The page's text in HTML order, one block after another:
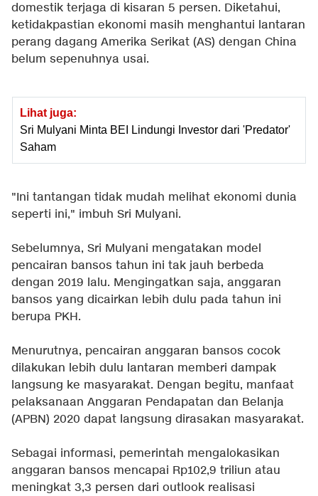
domestik terjaga di kisaran 5 persen. Diketahui,
ketidakpastian ekonomi masih menghantui lantaran
perang dagang Amerika Serikat (AS) dengan China
belum sepenuhnya usai.
Lihat juga:
Sri Mulyani Minta BEI Lindungi Investor dari 'Predator'
Saham
"Ini tantangan tidak mudah melihat ekonomi dunia
seperti ini," imbuh Sri Mulyani.
Sebelumnya, Sri Mulyani mengatakan model
pencairan bansos tahun ini tak jauh berbeda
dengan 2019 lalu. Mengingatkan saja, anggaran
bansos yang dicairkan lebih dulu pada tahun ini
berupa PKH.
Menurutnya, pencairan anggaran bansos cocok
dilakukan lebih dulu lantaran memberi dampak
langsung ke masyarakat. Dengan begitu, manfaat
pelaksanaan Anggaran Pendapatan dan Belanja
(APBN) 2020 dapat langsung dirasakan masyarakat.
Sebagai informasi, pemerintah mengalokasikan
anggaran bansos mencapai Rp102,9 triliun atau
meningkat 3,3 persen dari outlook realisasi